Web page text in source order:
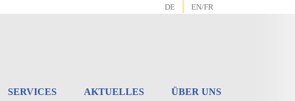
DE EN/FR
SERVICES AKTUELLES ÜBER UNS